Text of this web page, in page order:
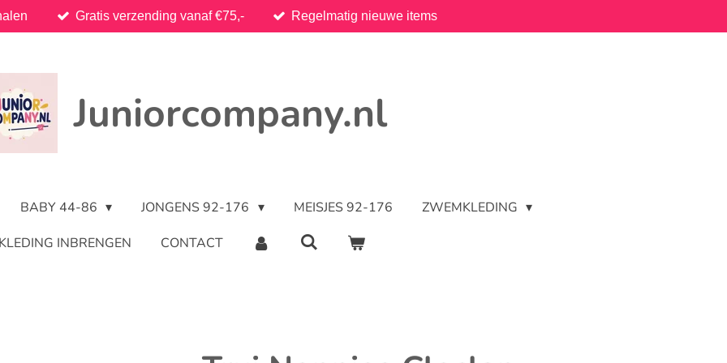
Gratis verzending vanaf €75,- Regelmatig nieuwe items
Juniorcompany.nl
BABY 44-86 JONGENS 92-176 MEISJES 92-176
ZWEMKLEDING
KLEDING INBRENGEN
CONTACT